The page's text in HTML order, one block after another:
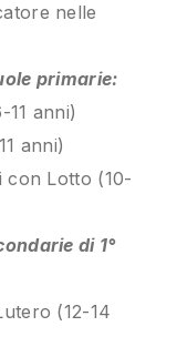
nelle
primarie:
anni)
anni)
con Lotto (10-
di 1°
(12-14